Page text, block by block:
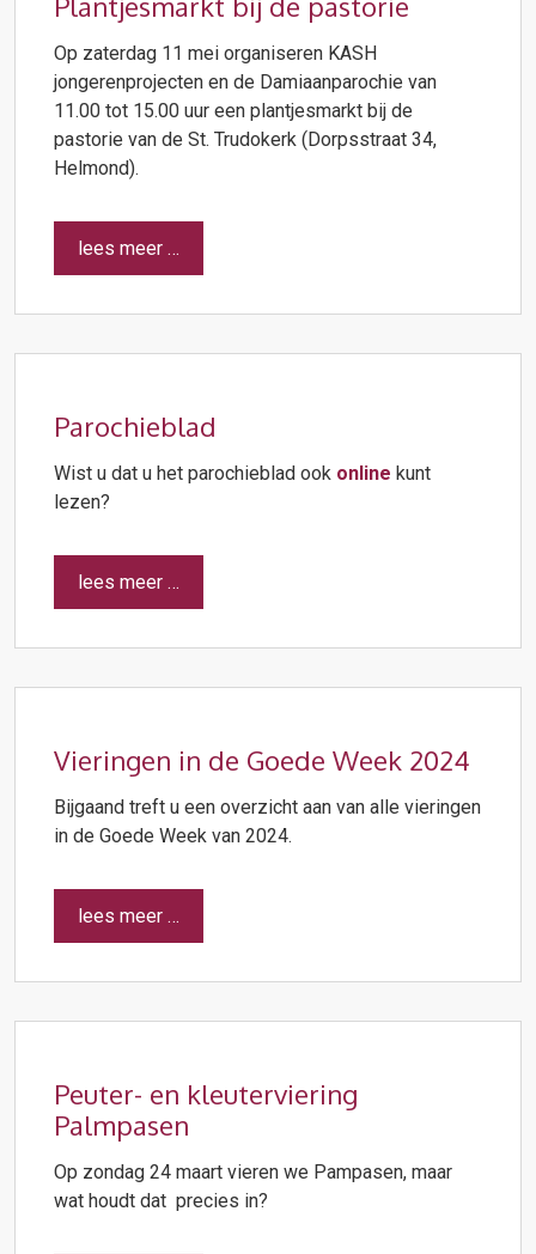
Op zaterdag 11 mei organiseren KASH
jongerenprojecten en de Damiaanparochie van
11.00 tot 15.00 uur een plantjesmarkt bij de
pastorie van de St. Trudokerk (Dorpsstraat 34,
Helmond).
lees meer …
Parochieblad
Wist u dat u het parochieblad ook online kunt
lezen?
lees meer …
Vieringen in de Goede Week 2024
Bijgaand treft u een overzicht aan van alle vieringen
in de Goede Week van 2024.
lees meer …
Peuter- en kleuterviering
Palmpasen
Op zondag 24 maart vieren we Pampasen, maar
wat houdt dat precies in?